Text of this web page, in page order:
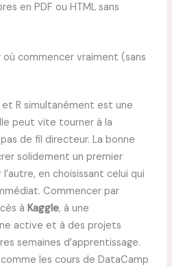
en PDF ou HTML sans
commencer vraiment (sans
R simultanément est une
peut vite tourner à la
de fil directeur. La bonne
solidement un premier
en choisissant celui qui
Commencer par
à Kaggle, à une
active et à des projets
semaines d’apprentissage.
les cours de DataCamp